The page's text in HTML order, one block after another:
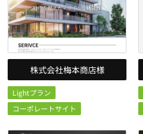
株式会社梅本商店様
Lightプラン
コーポレートサイト